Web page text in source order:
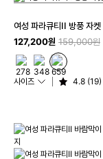
여성 파라큐티II 방풍 자켓
127,200원 159,000원
사이즈 4.8 (19)